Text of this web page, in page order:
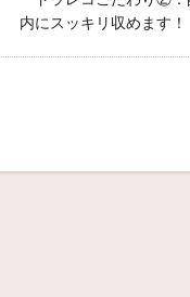
内にスッキリ収めます！